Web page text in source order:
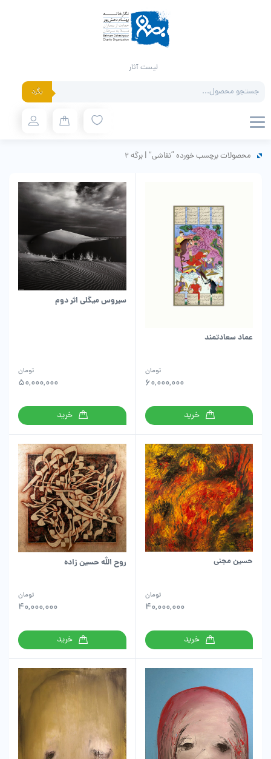
لیست آثار
search بگرد
محصولات برچسب خورده “نقاشی” | برگه 2
عماد سعادتمند
60,000,000
تومان
خرید
سیروس میگلی اثر دوم
50,000,000
تومان
خرید
حسین مجنی
40,000,000
تومان
خرید
روح الله حسین زاده
40,000,000
تومان
خرید